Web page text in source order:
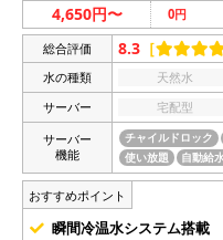
4,650円〜 0円
総合評価 8.3 ［
水の種類 天然水
サーバー
宅配型
サーバー
機能
チャイルドロック
使い放題
自動給
おすすめポイント
瞬間冷温水システム搭載